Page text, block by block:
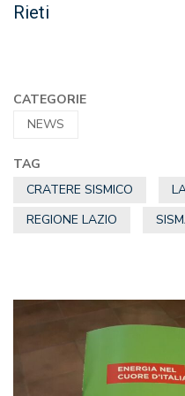
Rieti
CATEGORIE
NEWS
TAG
CRATERE SISMICO
REGIONE LAZIO